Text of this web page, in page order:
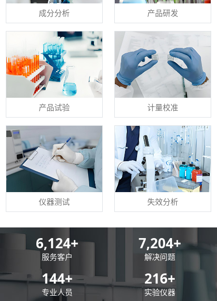
成分分析 产品研发
产品试验 计量校准
仪器测试 失效分析
8,500+
服务客户
10,000+
解决问题
200+
专业人员
300+
实验仪器